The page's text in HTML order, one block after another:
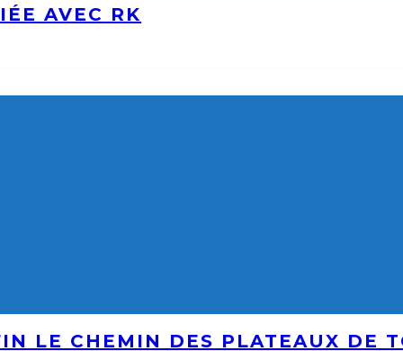
AVEC RK
LE CHEMIN DES PLATEAUX DE